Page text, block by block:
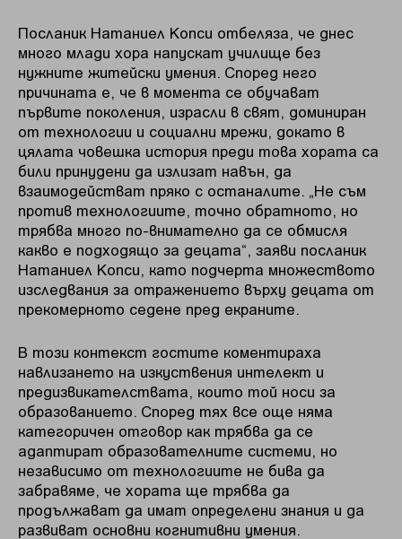
Посланик Натаниел Копси отбеляза, че днес
много млади хора напускат училище без
нужните житейски умения. Според него
причината е, че в момента се обучават
първите поколения, израсли в свят, доминиран
от технологии и социални мрежи, докато в
цялата човешка история преди това хората са
били принудени да излизат навън, да
взаимодействат пряко с останалите. „Не съм
против технологиите, точно обратното, но
трябва много по-внимателно да се обмисля
какво е подходящо за децата“, заяви посланик
Натаниел Копси, като подчерта множеството
изследвания за отражението върху децата от
прекомерното седене пред екраните.
В този контекст гостите коментираха
навлизането на изкуствения интелект и
предизвикателствата, които той носи за
образованието. Според тях все още няма
категоричен отговор как трябва да се
адаптират образователните системи, но
независимо от технологиите не бива да
забравяме, че хората ще трябва да
продължават да имат определени знания и да
развиват основни когнитивни умения.